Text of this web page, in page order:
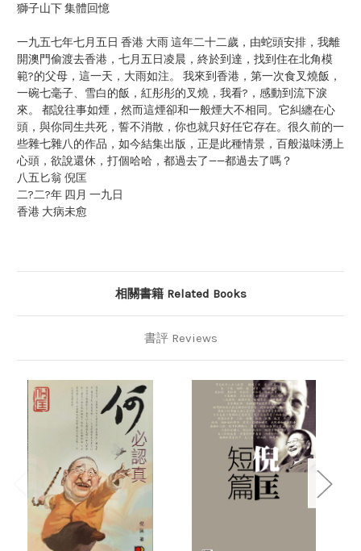
獅子山下 集體回憶
一九五七年七月五日 香港 大雨 這年二十二歲，由蛇頭安排，我離
開澳門偷渡去香港，七月五日凌晨，終於到達，找到住在北角模
範?的父母，這一天，大雨如注。 我來到香港，第一次食叉燒飯，
一碗七毫子、雪白的飯，紅彤彤的叉燒，我看?，感動到流下淚
來。 都說往事如煙，然而這煙卻和一般煙大不相同。它糾纏在心
頭，與你同生共死，誓不消散，你也就只好任它存在。很久前的一
些雜七雜八的作品，如今結集出版，正是此種情景，百般滋味湧上
心頭，欲說還休，打個哈哈，都過去了——都過去了嗎？
八五匕翁 倪匡
二?二?年 四月 一九日
香港 大病未愈
相關書籍 Related Books
書評 Reviews